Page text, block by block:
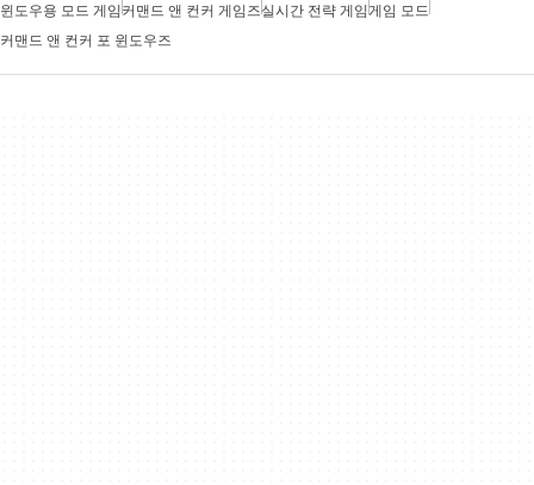
윈도우용 모드 게임커맨드 앤 컨커 게임즈실시간 전략 게임게임 모드
커맨드 앤 컨커 포 윈도우즈